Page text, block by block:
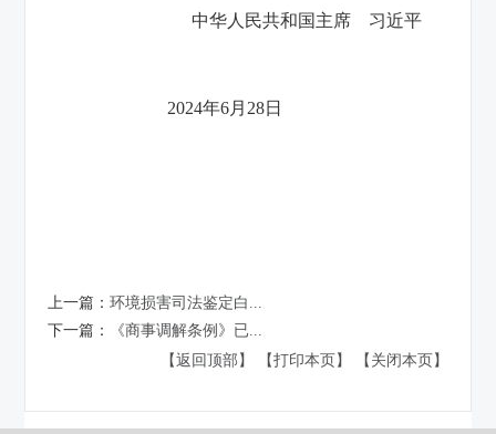
中华人民共和国主席 习近平
2024年6月28日
上一篇：环境损害司法鉴定白...
下一篇：
《商事调解条例》已...
【返回顶部】
【打印本页】 【关闭本页】